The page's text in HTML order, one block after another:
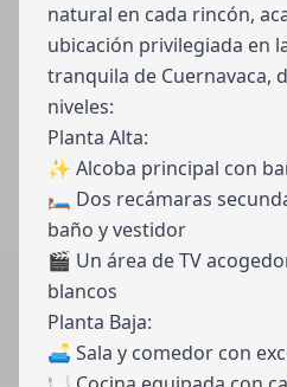
natural en cada rincón,
ubicación privilegiada en
tranquila de Cuernavaca,
niveles:
Planta Alta:
✨ Alcoba principal con
🛏 Dos recámaras
baño y vestidor
🎬 Un área de TV
blancos
Planta Baja:
🛋 Sala y comedor con